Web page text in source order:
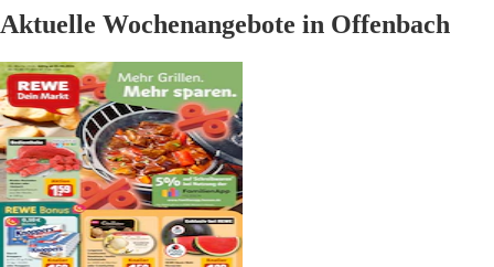
Aktuelle Wochenangebote in Offenbach